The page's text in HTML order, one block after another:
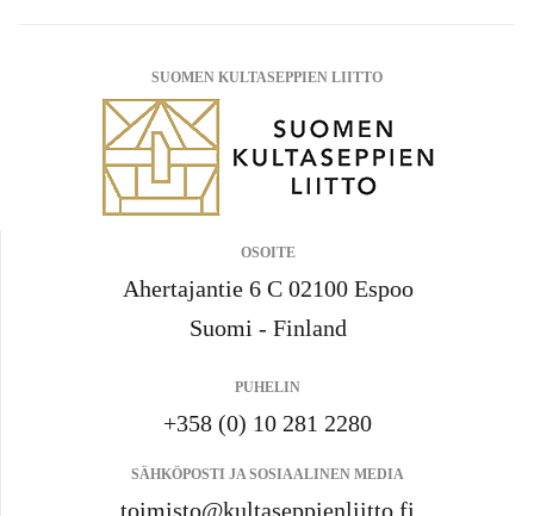
SUOMEN KULTASEPPIEN LIITTO
OSOITE
Ahertajantie 6 C 02100 Espoo
Suomi - Finland
PUHELIN
+358 (0) 10 281 2280
SÄHKÖPOSTI JA SOSIAALINEN MEDIA
toimisto@kultaseppienliitto.fi